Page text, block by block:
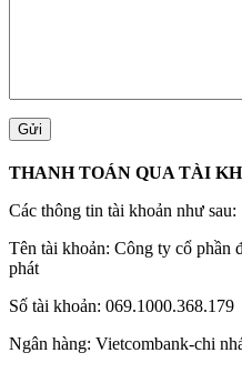
THANH TOÁN QUA TÀI
Các thông tin tài khoản như sau:
Tên tài khoản: Công ty cổ phần
phát
Số tài khoản: 069.1000.368.179
Ngân hàng: Vietcombank-chi